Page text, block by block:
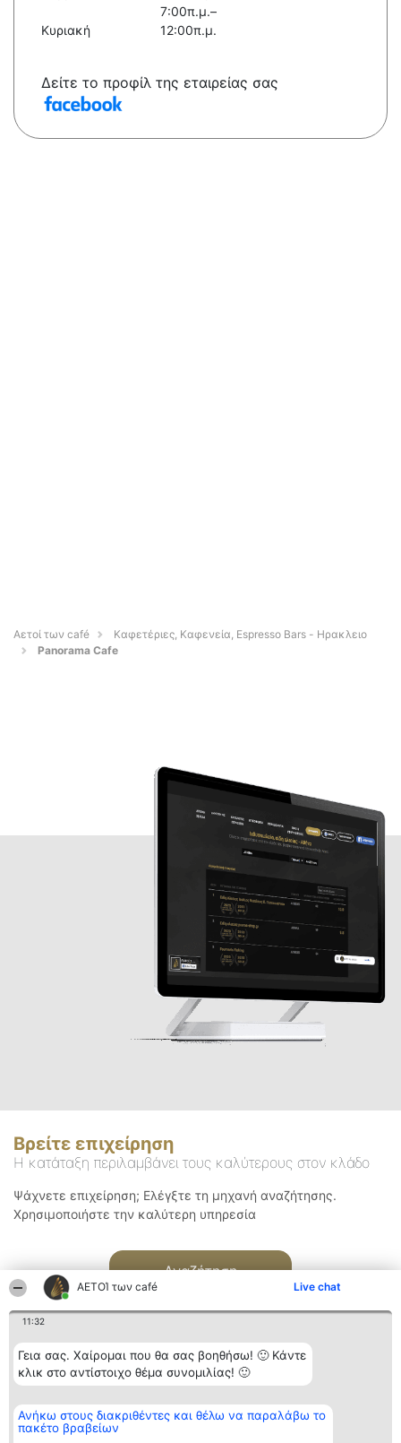
ΑΕΤΟΊ των café Live chat
11:32
Γεια σας. Χαίρομαι που θα σας βοηθήσω! 🙂 Κάντε
κλικ στο αντίστοιχο θέμα συνομιλίας! 🙂
Ανήκω στους διακριθέντες και θέλω να παραλάβω το
πακέτο βραβείων
Κυριακή
7:00π.μ.–
12:00π.μ.
Δείτε το προφίλ της εταιρείας σας
Αετοί των café
Καφετέριες, Καφενεία, Espresso Bars - Ηρακλειο
Panorama Cafe
Βρείτε επιχείρηση
Η κατάταξη περιλαμβάνει τους καλύτερους στον κλάδο
Ψάχνετε επιχείρηση; Ελέγξτε τη μηχανή αναζήτησης.
Χρησιμοποιήστε την καλύτερη υπηρεσία
Αναζήτηση
Διοργανωτής της
κατάταξης
BEAUTIFUL COMPANY
Κατάταξη
Διακριθέντες
Επικοινωνία
Επικοινωνία